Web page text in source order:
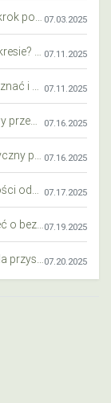
07.03.2025
07.11.2025
07.11.2025
07.16.2025
07.16.2025
07.17.2025
07.19.2025
07.20.2025